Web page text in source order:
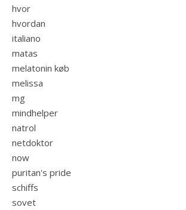
hvor
hvordan
italiano
matas
melatonin køb
melissa
mg
mindhelper
natrol
netdoktor
now
puritan's pride
schiffs
sovet